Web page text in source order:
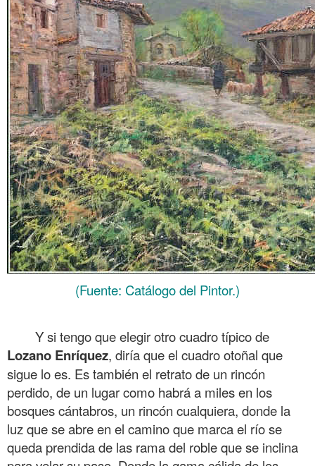
(Fuente: Catálogo del Pintor.)
Y si tengo que elegir otro cuadro típico de
Lozano Enríquez, diría que el cuadro otoñal que
sigue lo es. Es también el retrato de un rincón
perdido, de un lugar como habrá a miles en los
bosques cántabros, un rincón cualquiera, donde la
luz que se abre en el camino que marca el río se
queda prendida de las rama del roble que se inclina